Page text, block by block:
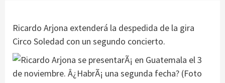
Ricardo Arjona extenderá la despedida de la gira
Circo Soledad con un segundo concierto.